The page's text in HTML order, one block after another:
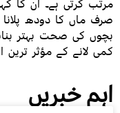
مرتب کرتی ہے۔ ان کا
صرف ماں کا دودھ
بچوں کی صحت بہتر
کمی لانے کے مؤثر
اہم خبریں